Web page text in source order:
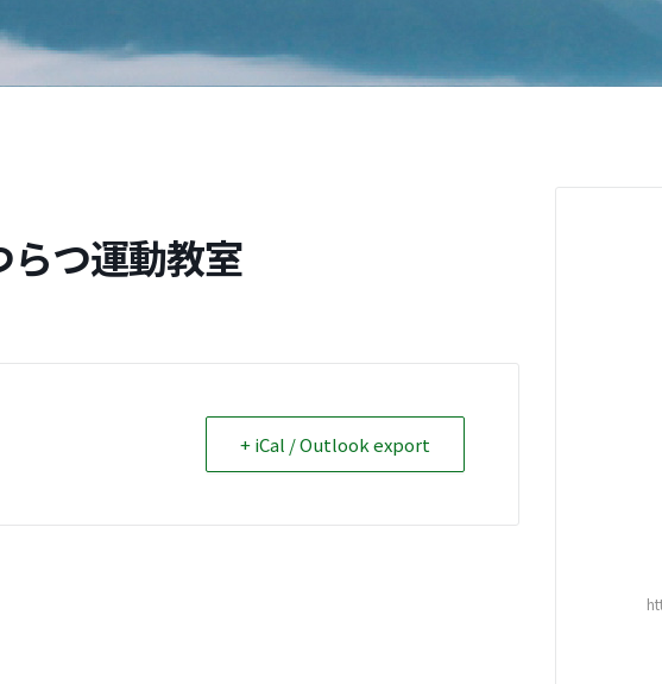
らつ運動教室
+ iCal / Outlook export